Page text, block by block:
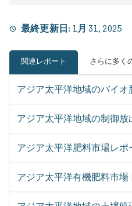
最終更新日: 1月 31, 2025
関連レポート さらに多く
アジア太平洋地域のバイオ
アジア太平洋地域の制御放
アジア太平洋肥料市場レポ
アジア太平洋有機肥料市場